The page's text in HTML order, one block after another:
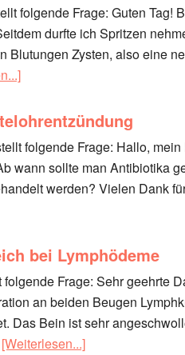
folgende Frage: Guten Tag!
durfte ich Spritzen
Blutungen Zysten, also eine
folgende Frage: Hallo,
wann sollte man Antibiotika
werden? Vielen Dank
bei Lymphödeme
Frage: Sehr geehrte
an beiden Beugen
Das Bein ist sehr
[Weiterlesen...]